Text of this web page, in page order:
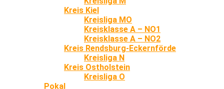
Kreis Kiel
Kreisliga MO
Kreisklasse A – NO1
Kreisklasse A – NO2
Kreis Rendsburg-Eckernförde
Kreisliga N
Kreis Ostholstein
Kreisliga O
Pokal